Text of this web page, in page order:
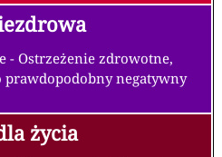
- Ostrzeżenie zdrowotne,
negatywny
życia